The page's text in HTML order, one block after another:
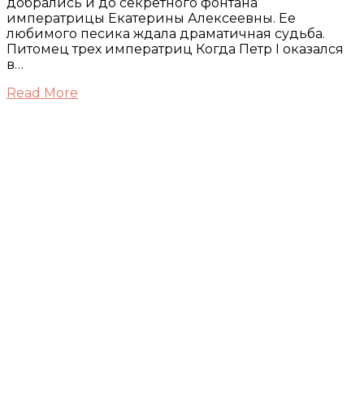
императрицы Екатерины Алексеевны. Ее
любимого песика ждала драматичная судьба.
Питомец трех императриц Когда Петр I оказался
в…
Read More